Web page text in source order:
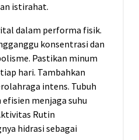
istirahat.
dalam performa fisik.
konsentrasi dan
Pastikan minum
hari. Tambahkan
intens. Tubuh
menjaga suhu
Rutin
hidrasi sebagai